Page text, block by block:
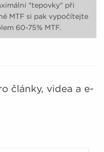
"tepovky" při
MTF si pak vypočítejte
60-75% MTF.
články, videa a e-